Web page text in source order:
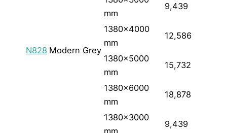
N828 Modern Grey
mm
9,439
1380×4000
mm
12,586
1380×5000
mm
15,732
1380×6000
mm
18,878
1380×3000
9,439